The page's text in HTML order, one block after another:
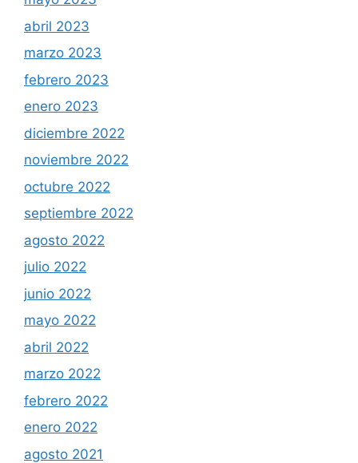
abril 2023
marzo 2023
febrero 2023
enero 2023
diciembre 2022
noviembre 2022
octubre 2022
septiembre 2022
agosto 2022
julio 2022
junio 2022
mayo 2022
abril 2022
marzo 2022
febrero 2022
enero 2022
agosto 2021